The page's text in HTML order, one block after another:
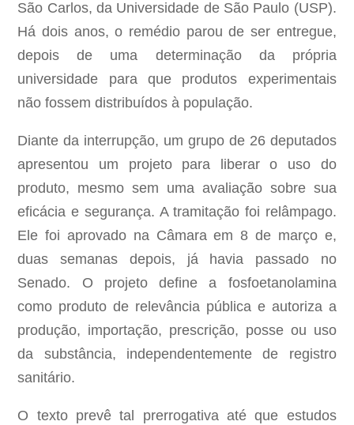
São Carlos, da Universidade de São Paulo (USP).
Há dois anos, o remédio parou de ser entregue,
depois de uma determinação da própria
universidade para que produtos experimentais
não fossem distribuídos à população.
Diante da interrupção, um grupo de 26 deputados
apresentou um projeto para liberar o uso do
produto, mesmo sem uma avaliação sobre sua
eficácia e segurança. A tramitação foi relâmpago.
Ele foi aprovado na Câmara em 8 de março e,
duas semanas depois, já havia passado no
Senado. O projeto define a fosfoetanolamina
como produto de relevância pública e autoriza a
produção, importação, prescrição, posse ou uso
da substância, independentemente de registro
sanitário.
O texto prevê tal prerrogativa até que estudos